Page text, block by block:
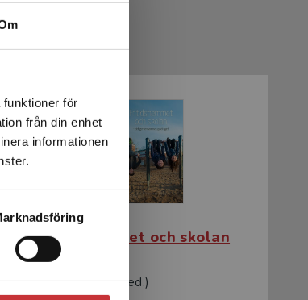
funktioner för
från din enhet
informationen
Fritidshemmet och skolan
Pihlgren, Ann (red.)